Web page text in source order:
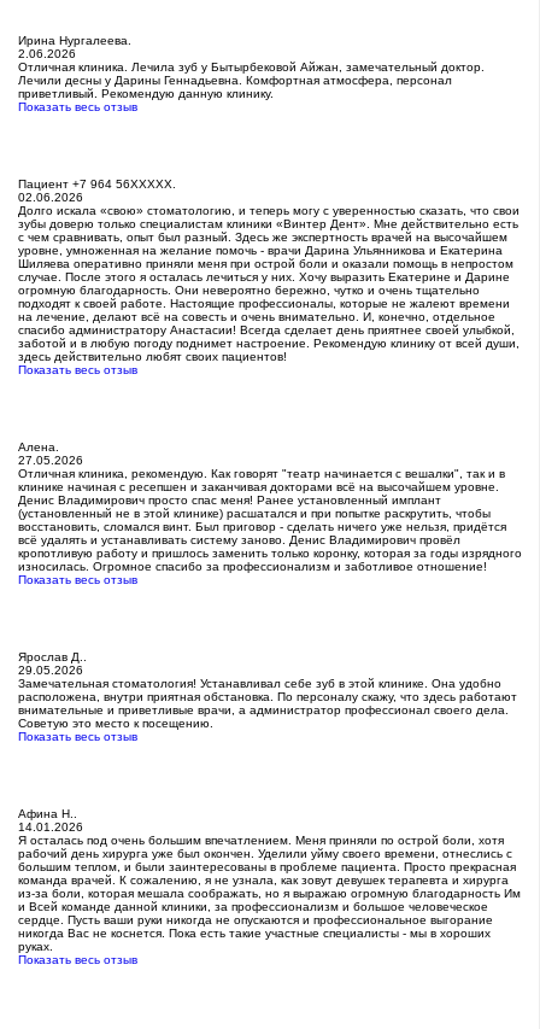
Ирина Нургалеева.
2.06.2026
Отличная клиника. Лечила зуб у Бытырбековой Айжан, замечательный доктор.
Лечили десны у Дарины Геннадьевна. Комфортная атмосфера, персонал
приветливый. Рекомендую данную клинику.
Показать весь отзыв
Пациент +7 964 56XXXXX.
02.06.2026
Долго искала «свою» стоматологию​, и теперь могу с уверенностью сказать, что свои
зубы доверю только специалистам клиники «Винтер Дент». Мне действительно есть
с чем сравнивать, опыт был разный. Здесь же экспертность врачей на высочайшем
уровне, умноженная на желание помочь - врачи Дарина Ульянникова и Екатерина
Шиляева оперативно приняли меня при острой боли и оказали помощь в непростом
случае. После этого я осталась лечиться у них. Хочу выразить Екатерине и Дарине
огромную благодарность. Они невероятно бережно, чутко и очень тщательно
подходят к своей работе. Настоящие профессионалы, которые не жалеют времени
на лечение, делают всё на совесть и очень внимательно. И, конечно, отдельное
спасибо администратору Анастасии! Всегда сделает день приятнее своей улыбкой,
заботой и в любую погоду поднимет настроение. Рекомендую клинику от всей души,
здесь действительно любят своих пациентов!
Показать весь отзыв
Алена.
27.05.2026
Отличная клиника, рекомендую. Как говорят "театр начинается с вешалки", так и в
клинике начиная с ресепшен и заканчивая докторами всё на высочайшем уровне.
Денис Владимирович просто спас меня! Ранее установленный имплант
(установленный не в этой клинике) расшатался и при попытке раскрутить, чтобы
восстановить, сломался винт. Был приговор - сделать ничего уже нельзя, придётся
всё удалять и устанавливать систему заново. Денис Владимирович провёл
кропотливую работу и пришлось заменить только коронку, которая за годы изрядного
износилась. Огромное спасибо за профессионализм и заботливое отношение!
Показать весь отзыв
Ярослав Д..
29.05.2026
Замечательная стоматология! Устанавливал себе зуб в этой клинике. Она удобно
расположена, внутри приятная обстановка. По персоналу скажу, что здесь работают
внимательные и приветливые врачи, а администратор профессионал своего дела.
Советую это место к посещению.
Показать весь отзыв
Афина Н..
14.01.2026
Я осталась под очень большим впечатлением. Меня приняли по острой боли, хотя
рабочий день хирурга уже был окончен. Уделили уйму своего времени, отнеслись с
большим теплом, и были заинтересованы в проблеме пациента. Просто прекрасная
команда врачей. К сожалению, я не узнала, как зовут девушек терапевта и хирурга
из-за боли, которая мешала соображать, но я выражаю огромную благодарность Им
и Всей команде данной клиники, за профессионализм и большое человеческое
сердце. Пусть ваши руки никогда не опускаются и профессиональное выгорание
никогда Вас не коснется. Пока есть такие участные специалисты - мы в хороших
руках.
Показать весь отзыв